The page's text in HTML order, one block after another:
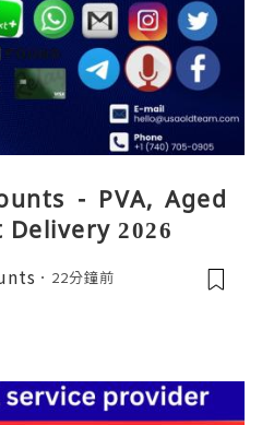
- PVA, Aged
2026
22分鐘前